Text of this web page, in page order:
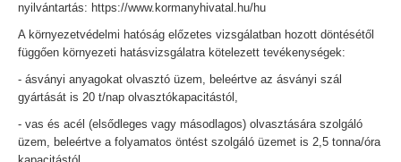
nyilvántartás: https://www.kormanyhivatal.hu/hu
A környezetvédelmi hatóság előzetes vizsgálatban hozott döntésétől
függően környezeti hatásvizsgálatra kötelezett tevékenységek:
- ásványi anyagokat olvasztó üzem, beleértve az ásványi szál
gyártását is 20 t/nap olvasztókapacitástól,
- vas és acél (elsődleges vagy másodlagos) olvasztására szolgáló
üzem, beleértve a folyamatos öntést szolgáló üzemet is 2,5 tonna/óra